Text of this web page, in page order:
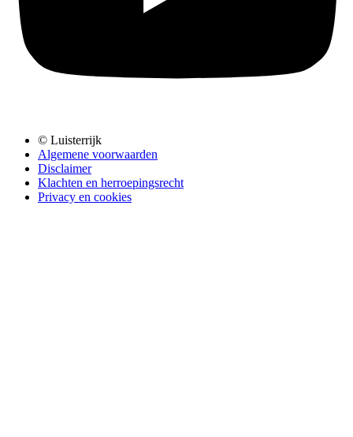
© Luisterrijk
Algemene voorwaarden
Disclaimer
Klachten en herroepingsrecht
Privacy en cookies